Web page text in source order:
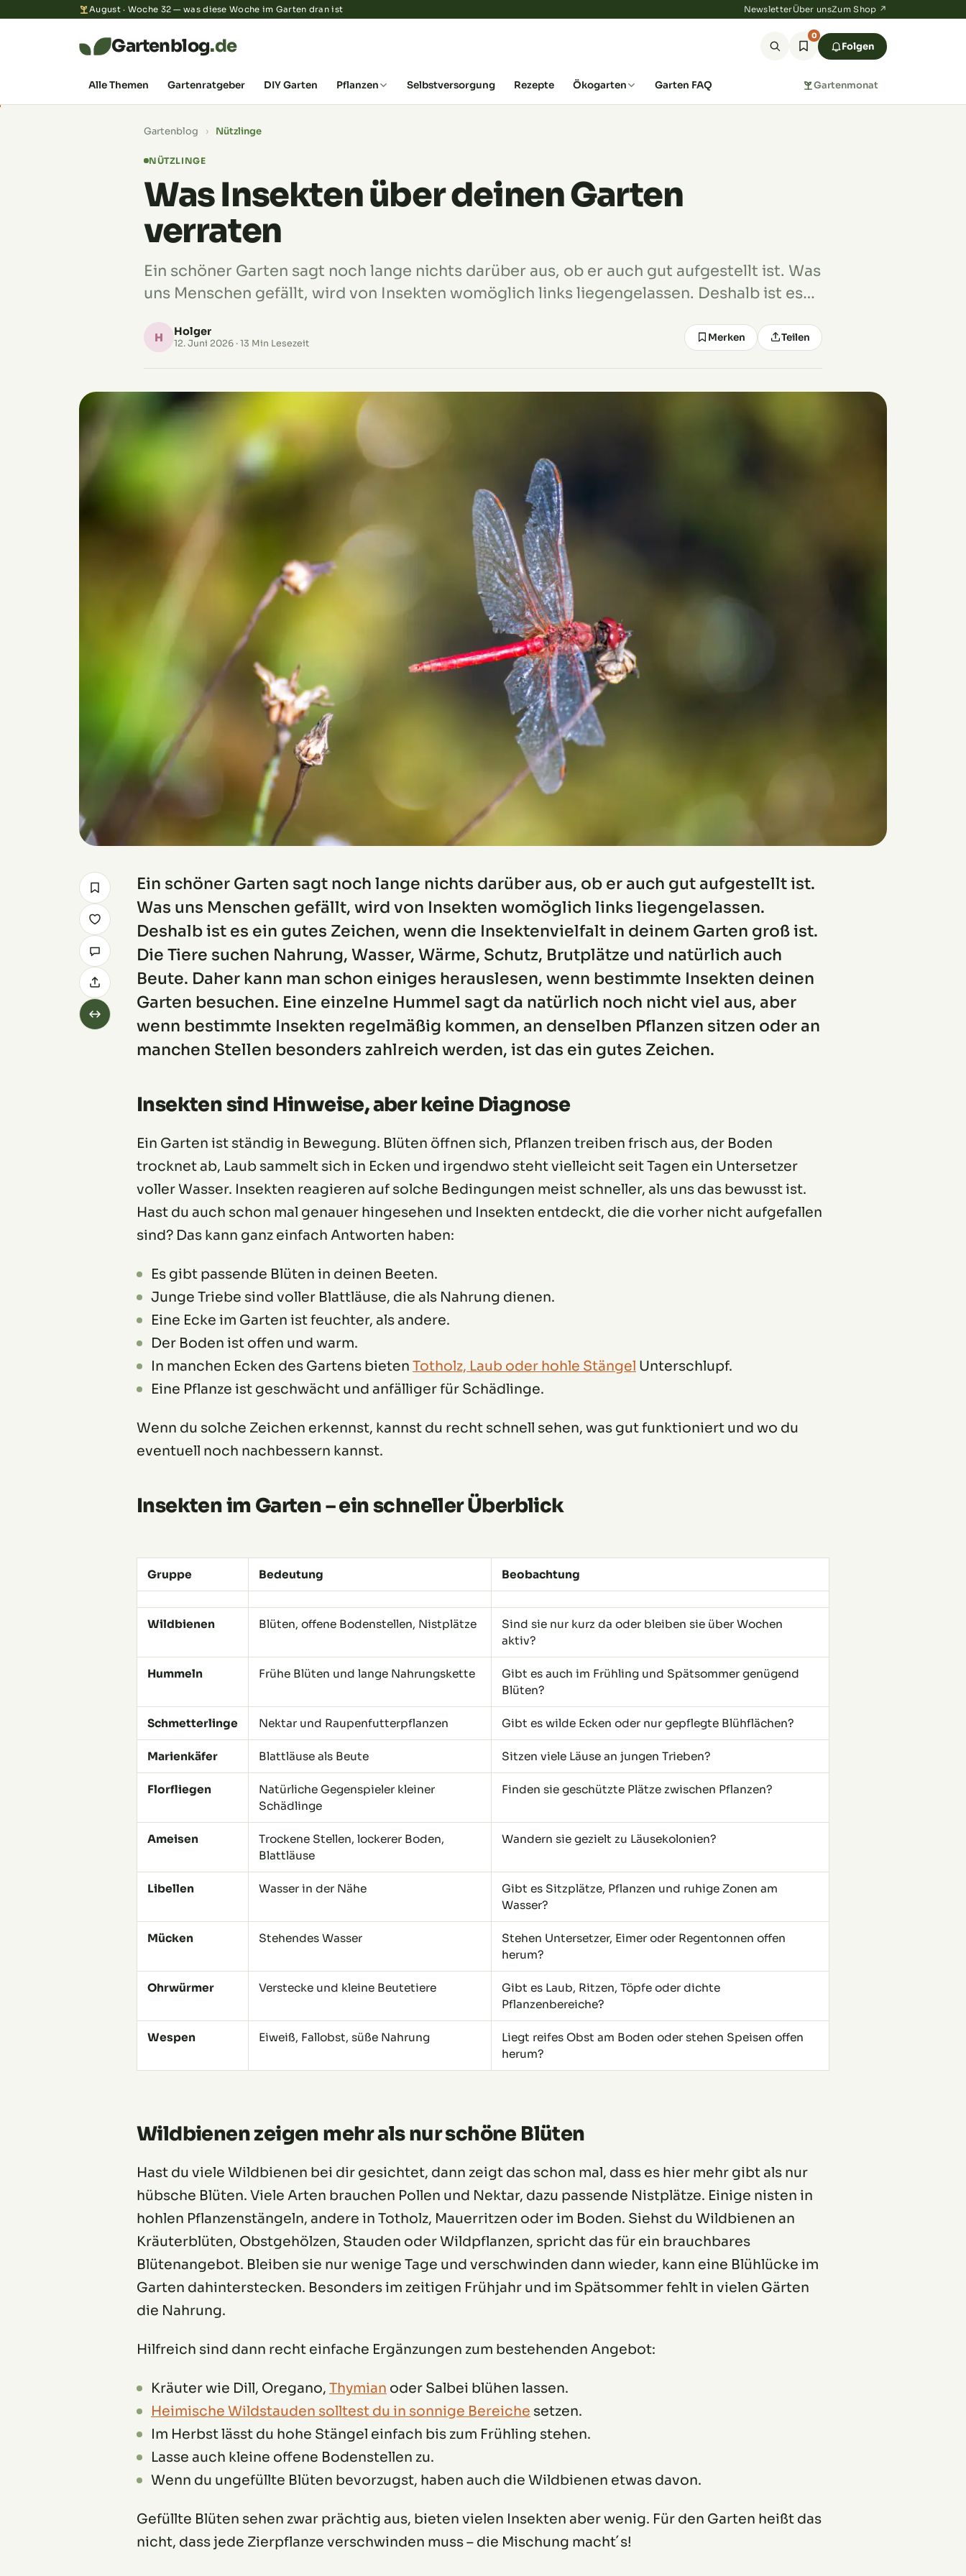
August · Woche 32 — was diese Woche im Garten dran ist NewsletterÜber unsZum Shop ↗
Gartenblog.de 0
Folgen
Alle Themen Gartenratgeber DIY Garten Pflanzen Selbstversorgung Rezepte Ökogarten Garten FAQ Gartenmonat
Gartenblog › Nützlinge
NÜTZLINGE
Was Insekten über deinen Garten
verraten
Ein schöner Garten sagt noch lange nichts darüber aus, ob er auch gut aufgestellt ist. Was
uns Menschen gefällt, wird von Insekten womöglich links liegengelassen. Deshalb ist es…
H Holger
12. Juni 2026 · 13 Min Lesezeit
Merken Teilen
Ein schöner Garten sagt noch lange nichts darüber aus, ob er auch gut aufgestellt ist.
Was uns Menschen gefällt, wird von Insekten womöglich links liegengelassen.
Deshalb ist es ein gutes Zeichen, wenn die Insektenvielfalt in deinem Garten groß ist.
Die Tiere suchen Nahrung, Wasser, Wärme, Schutz, Brutplätze und natürlich auch
Beute. Daher kann man schon einiges herauslesen, wenn bestimmte Insekten deinen
Garten besuchen. Eine einzelne Hummel sagt da natürlich noch nicht viel aus, aber
wenn bestimmte Insekten regelmäßig kommen, an denselben Pflanzen sitzen oder an
manchen Stellen besonders zahlreich werden, ist das ein gutes Zeichen.
Insekten sind Hinweise, aber keine Diagnose
Ein Garten ist ständig in Bewegung. Blüten öffnen sich, Pflanzen treiben frisch aus, der Boden
trocknet ab, Laub sammelt sich in Ecken und irgendwo steht vielleicht seit Tagen ein Untersetzer
voller Wasser. Insekten reagieren auf solche Bedingungen meist schneller, als uns das bewusst ist.
Hast du auch schon mal genauer hingesehen und Insekten entdeckt, die die vorher nicht aufgefallen
sind? Das kann ganz einfach Antworten haben:
Es gibt passende Blüten in deinen Beeten.
Junge Triebe sind voller Blattläuse, die als Nahrung dienen.
Eine Ecke im Garten ist feuchter, als andere.
Der Boden ist offen und warm.
In manchen Ecken des Gartens bieten Totholz, Laub oder hohle Stängel Unterschlupf.
Eine Pflanze ist geschwächt und anfälliger für Schädlinge.
Wenn du solche Zeichen erkennst, kannst du recht schnell sehen, was gut funktioniert und wo du
eventuell noch nachbessern kannst.
Insekten im Garten – ein schneller Überblick
Gruppe Bedeutung Beobachtung
Wildbienen Blüten, offene Bodenstellen, Nistplätze
Sind sie nur kurz da oder bleiben sie über Wochen
aktiv?
Hummeln Frühe Blüten und lange Nahrungskette
Gibt es auch im Frühling und Spätsommer genügend
Blüten?
Schmetterlinge Nektar und Raupenfutterpflanzen Gibt es wilde Ecken oder nur gepflegte Blühflächen?
Marienkäfer Blattläuse als Beute Sitzen viele Läuse an jungen Trieben?
Florfliegen
Natürliche Gegenspieler kleiner
Schädlinge
Finden sie geschützte Plätze zwischen Pflanzen?
Ameisen
Trockene Stellen, lockerer Boden,
Blattläuse
Wandern sie gezielt zu Läusekolonien?
Libellen Wasser in der Nähe
Gibt es Sitzplätze, Pflanzen und ruhige Zonen am
Wasser?
Mücken Stehendes Wasser
Stehen Untersetzer, Eimer oder Regentonnen offen
herum?
Ohrwürmer Verstecke und kleine Beutetiere
Gibt es Laub, Ritzen, Töpfe oder dichte
Pflanzenbereiche?
Wespen Eiweiß, Fallobst, süße Nahrung
Liegt reifes Obst am Boden oder stehen Speisen offen
herum?
Wildbienen zeigen mehr als nur schöne Blüten
Hast du viele Wildbienen bei dir gesichtet, dann zeigt das schon mal, dass es hier mehr gibt als nur
hübsche Blüten. Viele Arten brauchen Pollen und Nektar, dazu passende Nistplätze. Einige nisten in
hohlen Pflanzenstängeln, andere in Totholz, Mauerritzen oder im Boden. Siehst du Wildbienen an
Kräuterblüten, Obstgehölzen, Stauden oder Wildpflanzen, spricht das für ein brauchbares
Blütenangebot. Bleiben sie nur wenige Tage und verschwinden dann wieder, kann eine Blühlücke im
Garten dahinterstecken. Besonders im zeitigen Frühjahr und im Spätsommer fehlt in vielen Gärten
die Nahrung.
Hilfreich sind dann recht einfache Ergänzungen zum bestehenden Angebot:
Kräuter wie Dill, Oregano, Thymian oder Salbei blühen lassen.
Heimische Wildstauden solltest du in sonnige Bereiche setzen.
Im Herbst lässt du hohe Stängel einfach bis zum Frühling stehen.
Lasse auch kleine offene Bodenstellen zu.
Wenn du ungefüllte Blüten bevorzugst, haben auch die Wildbienen etwas davon.
Gefüllte Blüten sehen zwar prächtig aus, bieten vielen Insekten aber wenig. Für den Garten heißt das
nicht, dass jede Zierpflanze verschwinden muss – die Mischung macht´s!